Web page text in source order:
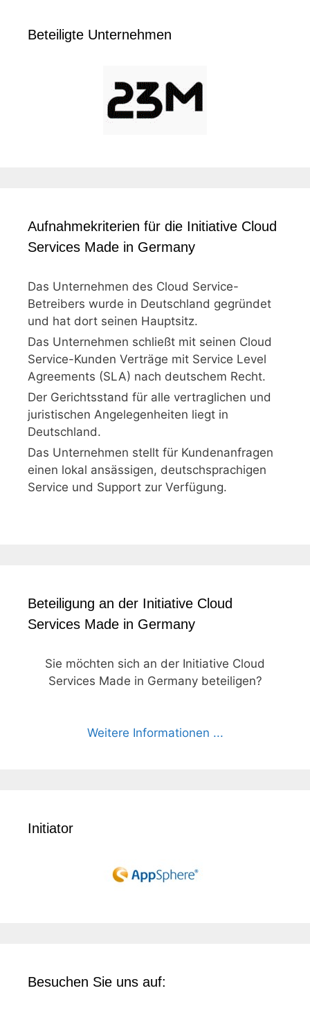
Beteiligte Unternehmen
Aufnahmekriterien für die Initiative Cloud
Services Made in Germany
Das Unternehmen des Cloud Service-
Betreibers wurde in Deutschland gegründet
und hat dort seinen Hauptsitz.
Das Unternehmen schließt mit seinen Cloud
Service-Kunden Verträge mit Service Level
Agreements (SLA) nach deutschem Recht.
Der Gerichtsstand für alle vertraglichen und
juristischen Angelegenheiten liegt in
Deutschland.
Das Unternehmen stellt für Kundenanfragen
einen lokal ansässigen, deutschsprachigen
Service und Support zur Verfügung.
Beteiligung an der Initiative Cloud
Services Made in Germany
Sie möchten sich an der Initiative Cloud
Services Made in Germany beteiligen?
Weitere Informationen ...
Initiator
Besuchen Sie uns auf: